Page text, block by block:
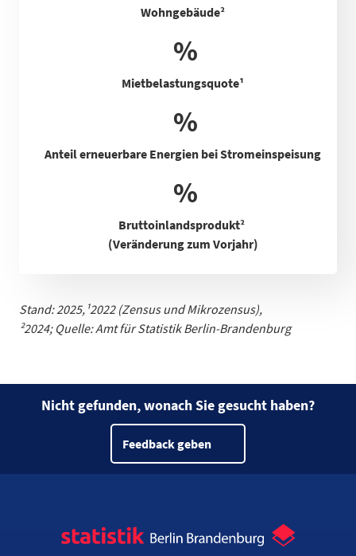
Wohngebäude²
%
Mietbelastungsquote¹
%
Anteil erneuerbare Energien bei Stromeinspeisung
%
Bruttoinlandsprodukt²
(Veränderung zum Vorjahr)
Stand: 2025, ¹2022 (Zensus und Mikrozensus),
²2024; Quelle: Amt für Statistik Berlin-Brandenburg
Nicht gefunden, wonach Sie gesucht haben?
Feedback geben